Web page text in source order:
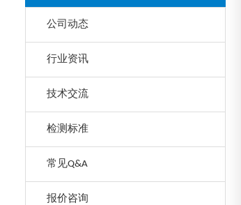
公司动态
行业资讯
技术交流
检测标准
常见Q&A
报价咨询